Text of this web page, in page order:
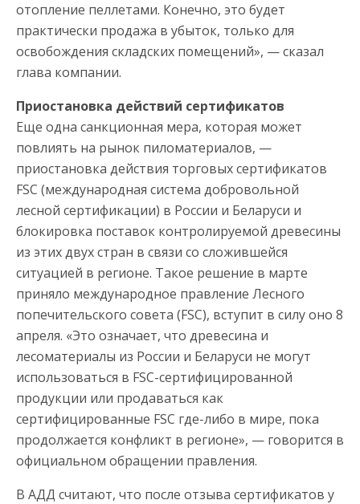
отопление пеллетами. Конечно, это будет
практически продажа в убыток, только для
освобождения складских помещений», — сказал
глава компании.
Приостановка действий сертификатов
Еще одна санкционная мера, которая может
повлиять на рынок пиломатериалов, —
приостановка действия торговых сертификатов
FSC (международная система добровольной
лесной сертификации) в России и Беларуси и
блокировка поставок контролируемой древесины
из этих двух стран в связи со сложившейся
ситуацией в регионе. Такое решение в марте
приняло международное правление Лесного
попечительского совета (FSC), вступит в силу оно 8
апреля. «Это означает, что древесина и
лесоматериалы из России и Беларуси не могут
использоваться в FSC-сертифицированной
продукции или продаваться как
сертифицированные FSC где-либо в мире, пока
продолжается конфликт в регионе», — говорится в
официальном обращении правления.
В АДД считают, что после отзыва сертификатов у